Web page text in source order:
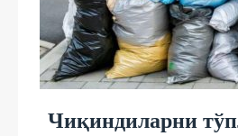
Чиқиндиларни